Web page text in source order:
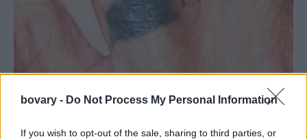
bovary - Do Not Process My Personal Information
If you wish to opt-out of the sale, sharing to third parties, or